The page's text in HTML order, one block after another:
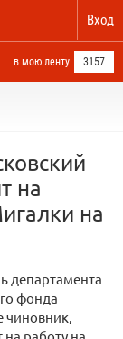
Вход
в мою ленту 3157
на
на
департамента
фонда
чиновник,